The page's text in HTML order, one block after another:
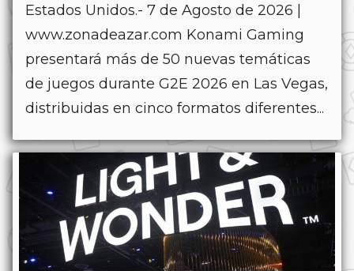
Estados Unidos.- 7 de Agosto de 2026 |
www.zonadeazar.com Konami Gaming
presentará más de 50 nuevas temáticas
de juegos durante G2E 2026 en Las Vegas,
distribuidas en cinco formatos diferentes...